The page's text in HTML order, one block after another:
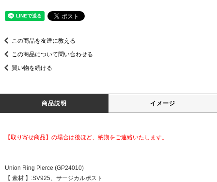
この商品を友達に教える
この商品について問い合わせる
買い物を続ける
商品説明 イメージ
【取り寄せ商品】の場合は後ほど、納期をご連絡いたします。
Union Ring Pierce (GP24010)
【 素材 】:SV925、サージカルポスト